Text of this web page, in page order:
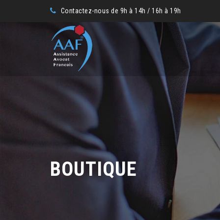
Contactez-nous de 9h à 14h / 16h à 19h
BOUTIQUE